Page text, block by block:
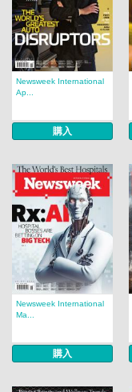
Newsweek International
Ap...
購入
Newsweek International
Ma...
購入